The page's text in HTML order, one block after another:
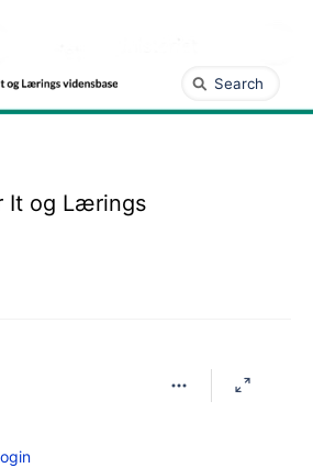
Hurtig
søgning
It og Lærings